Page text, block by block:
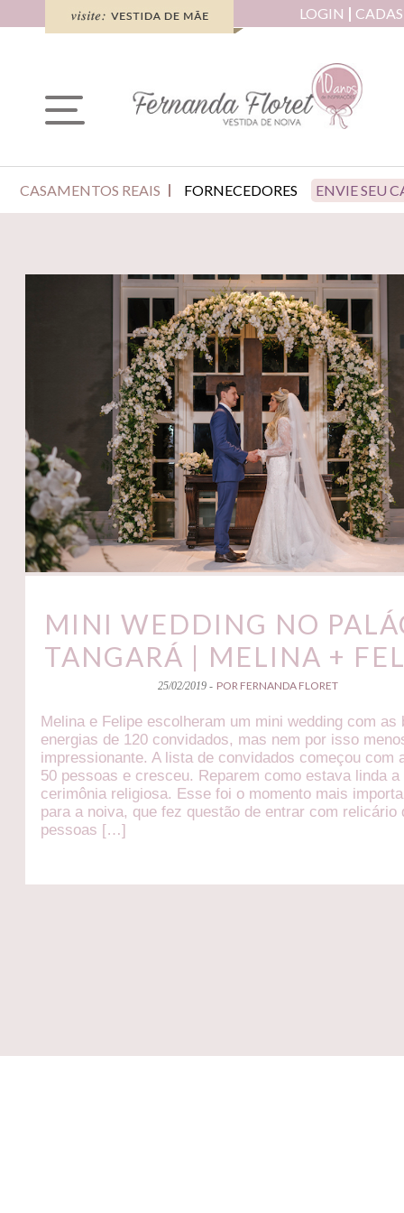
LOGIN
CASAMENTOS REAIS FORNECEDORES ENVIE SEU
MINI WEDDING NO
TANGARÁ | MELINA +
25/02/2019 - POR FERNANDA FLORET
Melina e Felipe escolheram um mini wedding com as
energias de 120 convidados, mas nem por isso
impressionante. A lista de convidados começou com
50 pessoas e cresceu. Reparem como estava linda a
cerimônia religiosa. Esse foi o momento mais
para a noiva, que fez questão de entrar com relicário
pessoas […]